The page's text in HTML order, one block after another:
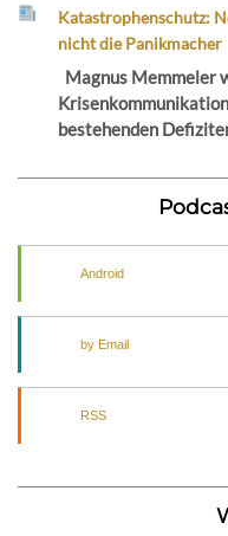
Katastrophenschutz:
nicht die Panikmacher
Magnus Memmeler
bestehenden
Android
by Email
RSS